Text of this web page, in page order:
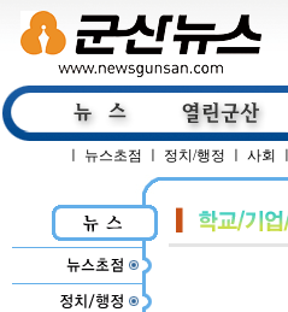
뉴스초점 정치/행정 사회